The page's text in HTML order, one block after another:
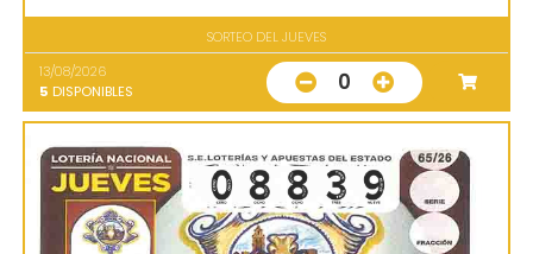
SORTEO DEL JUEVES
13/08/2026
5 DISPONIBLES 0